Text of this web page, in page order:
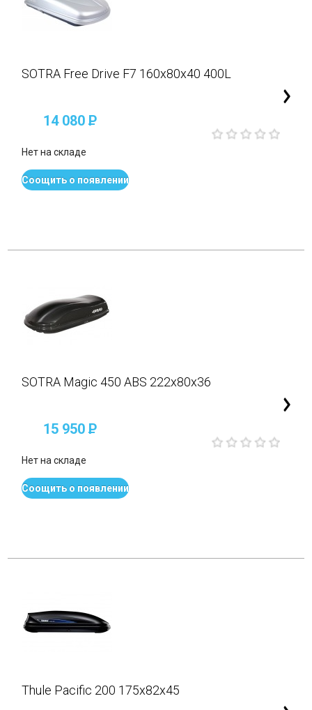
SOTRA Free Drive F7 160x80x40 400L
14 080 P
Нет на складе
Соощить о появлении
SOTRA Magic 450 ABS 222x80x36
15 950 P
Нет на складе
Соощить о появлении
Thule Pacific 200 175x82x45